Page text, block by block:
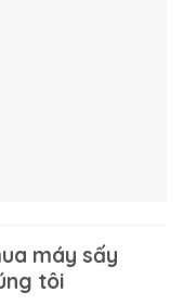
máy sấy
tôi